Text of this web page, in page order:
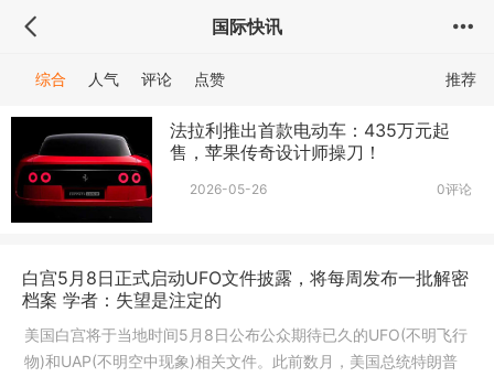
国际快讯
推荐
综合 人气 评论 点赞
法拉利推出首款电动车：435万元起
售，苹果传奇设计师操刀！
0评论
2026-05-26
白宫5月8日正式启动UFO文件披露，将每周发布一批解密
档案 学者：失望是注定的
美国白宫将于当地时间5月8日公布公众期待已久的UFO(不明飞行
物)和UAP(不明空中现象)相关文件。此前数月，美国总统特朗普